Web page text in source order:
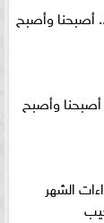
الصباح الثلاثاء 4-8- 2026.. أصبحنا وأصبح
الصباح الأحد 2-8- 2026.. أصبحنا وأصبح
الشهر